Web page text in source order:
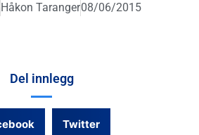
Håkon Taranger08/06/2015
Del innlegg
Twitter